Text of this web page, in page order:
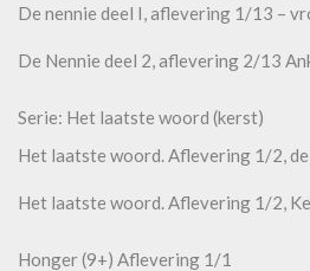
De nennie deel I, aflevering 1/13 –
De Nennie deel 2, aflevering 2/13
Serie: Het laatste woord (kerst)
Het laatste woord. Aflevering 1/2,
Het laatste woord. Aflevering 1/2,
Honger (9+) Aflevering 1/1